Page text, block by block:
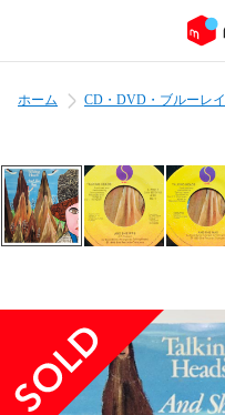
ホーム CD・DVD・ブルーレイ